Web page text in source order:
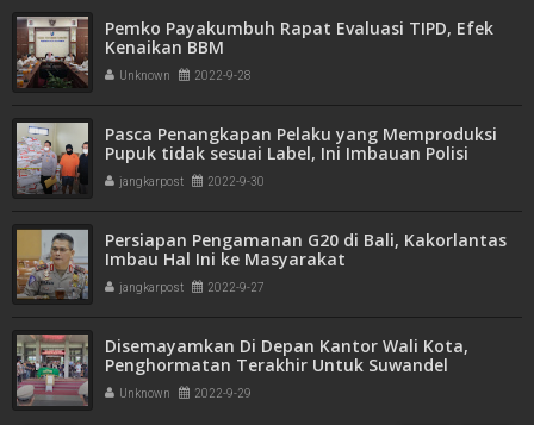
Pemko Payakumbuh Rapat Evaluasi TIPD, Efek
Kenaikan BBM
Unknown 2022-9-28
Pasca Penangkapan Pelaku yang Memproduksi
Pupuk tidak sesuai Label, Ini Imbauan Polisi
jangkarpost 2022-9-30
Persiapan Pengamanan G20 di Bali, Kakorlantas
Imbau Hal Ini ke Masyarakat
jangkarpost 2022-9-27
Disemayamkan Di Depan Kantor Wali Kota,
Penghormatan Terakhir Untuk Suwandel
Muchtar
Unknown 2022-9-29